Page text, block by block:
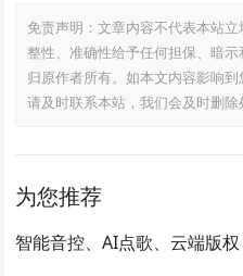
免责声明：文章内容不代表本站
整性、准确性给予任何担保、暗
归原作者所有。如本文内容影响
请及时联系本站，我们会及时删除
为您推荐
智能音控、AI点歌、云端版